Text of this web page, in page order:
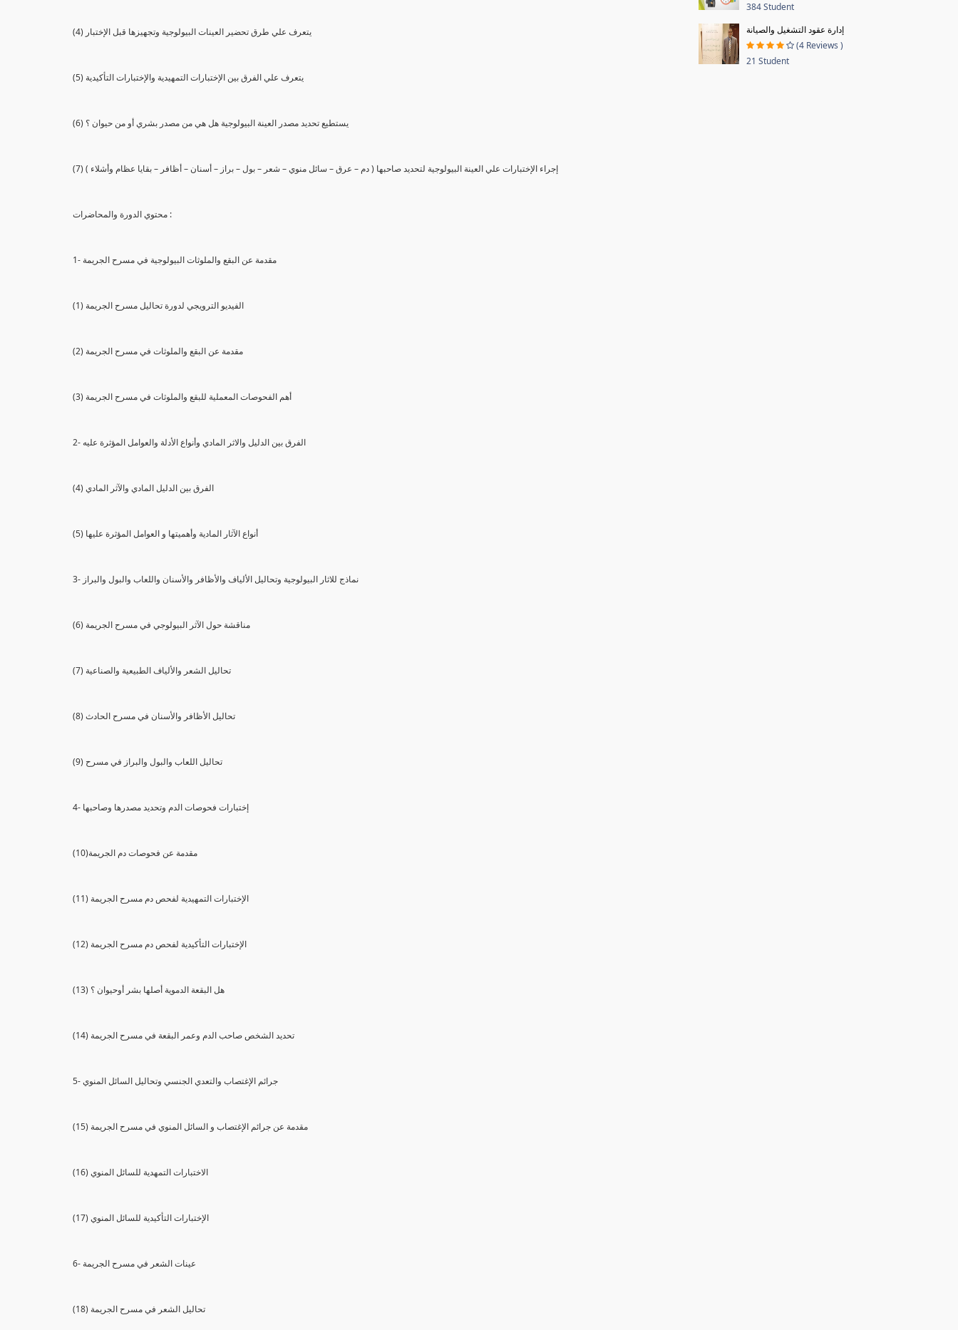
(4) يتعرف علي طرق تحضير العينات البيولوجية وتجهيزها قبل الإختبار
(5) يتعرف علي الفرق بين الإختبارات التمهيدية والإختبارات التأكيدية
(6) يستطيع تحديد مصدر العينة البيولوجية هل هي من مصدر بشري أو من حيوان ؟
(7) إجراء الإختبارات علي العينة البيولوجية لتحديد صاحبها ( دم – عرق – سائل منوي – شعر – بول – براز – أسنان – أظافر – بقايا عظام وأشلاء )
محتوي الدورة والمحاضرات :
1- مقدمة عن البقع والملوثات البيولوجية في مسرح الجريمة
(1) الفيديو الترويجي لدورة تحاليل مسرح الجريمة
(2) مقدمة عن البقع والملوثات في مسرح الجريمة
(3) أهم الفحوصات المعملية للبقع والملوثات في مسرح الجريمة
2- الفرق بين الدليل والاثر المادي وأنواع الأدلة والعوامل المؤثرة عليه
(4) الفرق بين الدليل المادي والآثر المادي
(5) أنواع الآثار المادية وأهميتها و العوامل المؤثرة عليها
3- نماذج للاثار البيولوجية وتحاليل الألياف والأظافر والأسنان واللعاب والبول والبراز
(6) مناقشة حول الآثر البيولوجي في مسرح الجريمة
(7) تحاليل الشعر والألياف الطبيعية والصناعية
(8) تحاليل الأظافر والأسنان في مسرح الحادث
(9) تحاليل اللعاب والبول والبراز في مسرح
4- إختبارات فحوصات الدم وتحديد مصدرها وصاحبها
(10)مقدمة عن فحوصات دم الجريمة
(11) الإختبارات التمهيدية لفحص دم مسرح الجريمة
(12) الإختبارات التأكيدية لفحص دم مسرح الجريمة
(13) هل البقعة الدموية أصلها بشر أوحيوان ؟
(14) تحديد الشخص صاحب الدم وعمر البقعة في مسرح الجريمة
5- جرائم الإغتصاب والتعدي الجنسي وتحاليل السائل المنوي
(15) مقدمة عن جرائم الإغتصاب و السائل المنوي في مسرح الجريمة
(16) الاختبارات التمهدية للسائل المنوي
(17) الإختبارات التأكيدية للسائل المنوي
6- عينات الشعر في مسرح الجريمة
(18) تحاليل الشعر في مسرح الجريمة
384 Student
إدارة عقود التشغيل والصيانة
(4 Reviews )
21 Student